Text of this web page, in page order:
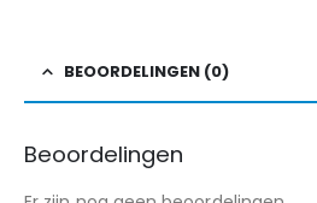
BEOORDELINGEN (0)
Beoordelingen